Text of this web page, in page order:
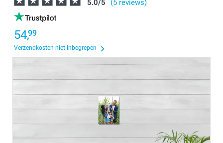
5.0/5 (5 reviews)
54,99
Verzendkosten niet inbegrepen